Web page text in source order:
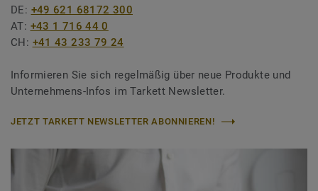
DE: +49 621 68172 300
AT: +43 1 716 44 0
CH: +41 43 233 79 24
Informieren Sie sich regelmäßig über neue Produkte und
Unternehmens-Infos im Tarkett Newsletter.
JETZT TARKETT NEWSLETTER ABONNIEREN!